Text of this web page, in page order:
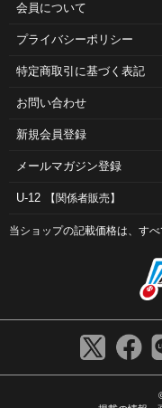
会員について
プライバシーポリシー
特定商取引に基づく表記
お問い合わせ
新規会員登録
メールマガジン登録
U-12 【関係者販売】
当ショップの記載価格は、す